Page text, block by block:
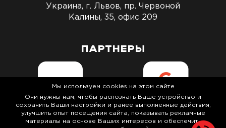
Украина, г. Львов, пр. Червоной
Калины, 35, офис 209
ПАРТНЕРЫ
Мы используем cookies на этом сайте
Они нужны нам, чтобы распознать Ваше устройство и
сохранить Ваши настройки и ранее выполненные действия,
улучшить опыт посещения сайта, показывать рекламные
материалы на основе Ваших интересов и обеспечить